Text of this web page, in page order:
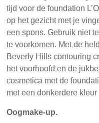
tijd voor de foundation
op het gezicht met je
een spons. Gebruik niet
te voorkomen. Met de
Beverly Hills contouring
het voorhoofd en de
cosmetica met de
met een donkerdere
Oogmake-up.